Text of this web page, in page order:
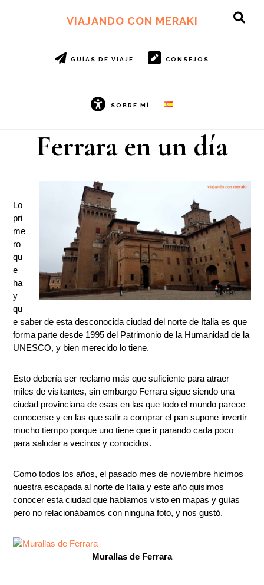
VIAJANDO CON MERAKI
GUÍAS DE VIAJE CONSEJOS
SOBRE MÍ
Ferrara en un día
Lo
pri
me
ro
qu
e
ha
y
qu
e saber de esta desconocida ciudad del norte de Italia es que
forma parte desde 1995 del Patrimonio de la Humanidad de la
UNESCO, y bien merecido lo tiene.
Esto debería ser reclamo más que suficiente para atraer
miles de visitantes, sin embargo Ferrara sigue siendo una
ciudad provinciana de esas en las que todo el mundo parece
conocerse y en las que salir a comprar el pan supone invertir
mucho tiempo porque uno tiene que ir parando cada poco
para saludar a vecinos y conocidos.
Como todos los años, el pasado mes de noviembre hicimos
nuestra escapada al norte de Italia y este año quisimos
conocer esta ciudad que habíamos visto en mapas y guías
pero no relacionábamos con ninguna foto, y nos gustó.
Murallas de Ferrara